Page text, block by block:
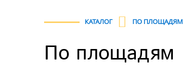
КАТАЛОГ ПО ПЛОЩАДЯМ
По площадям